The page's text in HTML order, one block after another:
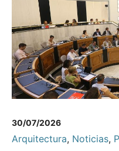
30/07/2026
Arquitectura, Noticias,